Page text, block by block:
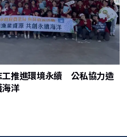
工推進環境永續 公私協力造
洋